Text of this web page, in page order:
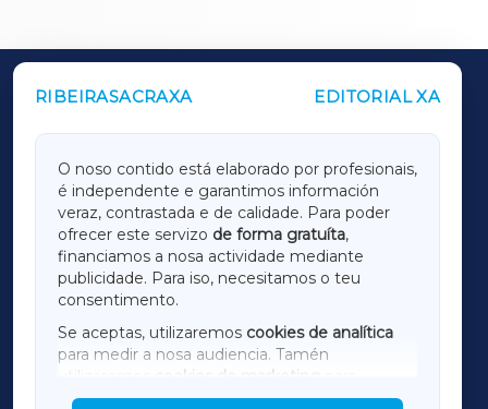
RIBEIRASACRAXA EDITORIAL XA
O noso contido está elaborado por profesionais,
é independente e garantimos información
veraz, contrastada e de calidade. Para poder
ofrecer este servizo de forma gratuíta,
financiamos a nosa actividade mediante
publicidade. Para iso, necesitamos o teu
consentimento.
Se aceptas, utilizaremos cookies de analítica
para medir a nosa audiencia. Tamén
utilizaremos
cookies de marketing
mostrar publicidade de terceiros.
OUTROS PERIÓDICOS
LUGOXA
TERRACHAXA
AMARIÑAXA